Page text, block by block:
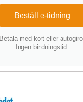
Beställ e-tidning
Betala med kort eller autogiro.
Ingen bindningstid.